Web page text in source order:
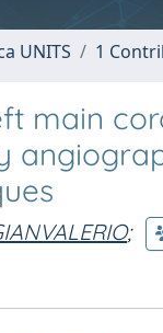
UNITS 1
main
;